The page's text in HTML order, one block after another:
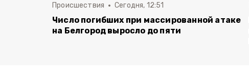
Происшествия Сегодня, 12:51
Число погибших при массированной атаке
на Белгород выросло до пяти